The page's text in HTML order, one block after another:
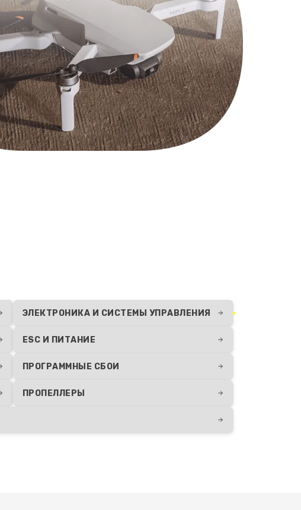
ЭЛЕКТРОНИКА И СИСТЕМЫ УПРАВЛЕНИЯ
ESC И ПИТАНИЕ
ПРОГРАММНЫЕ СБОИ
ПРОПЕЛЛЕРЫ